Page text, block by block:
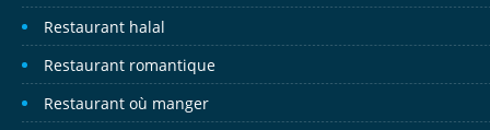
Restaurant halal
Restaurant romantique
Restaurant où manger